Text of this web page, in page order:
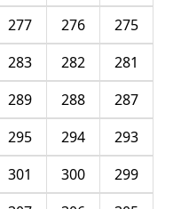
275
276
277
281
282
283
287
288
289
293
294
295
299
300
301